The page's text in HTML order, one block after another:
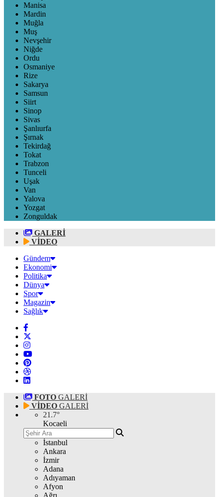
Manisa
Mardin
Muğla
Muş
Nevşehir
Niğde
Ordu
Osmaniye
Rize
Sakarya
Samsun
Siirt
Sinop
Sivas
Şanlıurfa
Şırnak
Tekirdağ
Tokat
Trabzon
Tunceli
Uşak
Van
Yalova
Yozgat
Zonguldak
GALERİ
VİDEO
Gündem
Ekonomi
Politika
Dünya
Spor
Magazin
Sağlık
FOTO GALERİ
VİDEO GALERİ
21.7°
Kocaeli
İstanbul
Ankara
İzmir
Adana
Adıyaman
Afyon
Ağrı